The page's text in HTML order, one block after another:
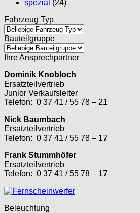
spezial (24)
Fahrzeug Typ
Bauteilgruppe
Ihre Ansprechpartner
Dominik Knobloch
Ersatzteilvertrieb
Junior Verkaufsleiter
Telefon: 0 37 41 / 55 78 – 21
Nick Baumbach
Ersatzteilvertrieb
Telefon: 0 37 41 / 55 78 – 17
Frank Stummhöfer
Ersatzteilvertrieb
Telefon: 0 37 41 / 55 78 – 17
Beleuchtung